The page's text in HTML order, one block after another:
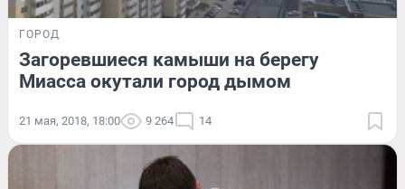
ГОРОД
Загоревшиеся камыши на берегу
Миасса окутали город дымом
21 мая, 2018, 18:00 9 264 14